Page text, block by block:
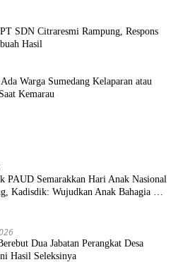
SDN Citraresmi Rampung, Respons
Hasil
Warga Sumedang Kelaparan atau
Kemarau
PAUD Semarakkan Hari Anak Nasional
Kadisdik: Wujudkan Anak Bahagia dan
Dua Jabatan Perangkat Desa
Hasil Seleksinya